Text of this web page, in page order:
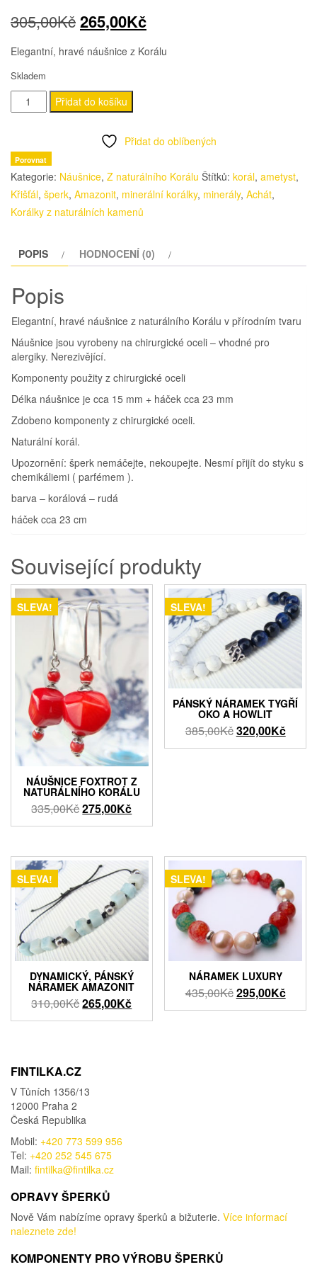
305,00KčPůvodní
cena
305,00Kč.
265,00KčAktuální
cena
Elegantní, hravé náušnice z Korálu
Skladem
Náušnice
Cherry
naturálního
Korálu
množství
Přidat do košíku
Přidat do oblíbených
Porovnat
Kategorie: Náušnice, Z naturálního Korálu Štítků: korál, ametyst,
Křišťál, šperk, Amazonit, minerální korálky, minerály, Achát,
Korálky z naturálních kamenů
POPIS HODNOCENÍ (0)
Popis
Elegantní, hravé náušnice z naturálního Korálu v přírodním tvaru
Náušnice jsou vyrobeny na chirurgické oceli – vhodné pro
alergiky. Nerezivějící.
Komponenty použity z chirurgické oceli
Délka náušnice je cca 15 mm + háček cca 23 mm
Zdobeno komponenty z chirurgické oceli.
Naturální korál.
Upozornění: šperk nemáčejte, nekoupejte. Nesmí přijít do styku s
chemikáliemi ( parfémem ).
barva – korálová – rudá
háček cca 23 cm
Související produkty
SLEVA!
NÁUŠNICE FOXTROT Z
NATURÁLNÍHO KORÁLU
335,00KčPůvodní
cena
335,00Kč.
275,00KčAktuální
cena
275,00Kč.
SLEVA!
PÁNSKÝ NÁRAMEK TYGŘÍ
OKO A HOWLIT
385,00KčPůvodní
cena
320,00Kč
cena
SLEVA!
DYNAMICKÝ, PÁNSKÝ
NÁRAMEK AMAZONIT
310,00KčPůvodní
cena
265,00KčAktuální
cena
SLEVA!
NÁRAMEK LUXURY
435,00KčPůvodní
cena
295,00Kč
cena
FINTILKA.CZ
V Tůních 1356/13
12000 Praha 2
Česká Republika
Mobil: +420 773 599 956
Tel: +420 252 545 675
Mail: fintilka@fintilka.cz
OPRAVY ŠPERKŮ
Nově Vám nabízíme opravy šperků a bižuterie. Více informací
naleznete zde!
KOMPONENTY PRO VÝROBU ŠPERKŮ